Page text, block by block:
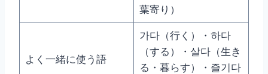
葉寄り）
よく一緒に使う語
가다（行く）・하다
（する）・살다（生き
る・暮らす）・즐기다